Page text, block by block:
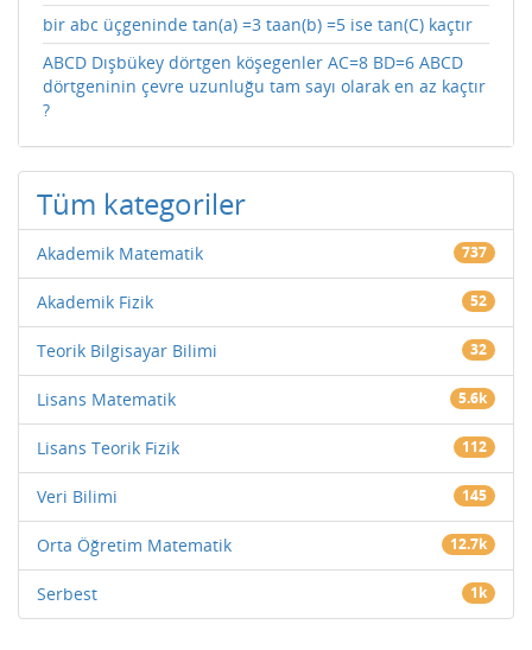
bir abc üçgeninde tan(a) =3 taan(b) =5 ise tan(C) kaçtır
ABCD Dışbükey dörtgen köşegenler AC=8 BD=6 ABCD
dörtgeninin çevre uzunluğu tam sayı olarak en az kaçtır
?
Tüm kategoriler
Akademik Matematik 737
Akademik Fizik 52
Teorik Bilgisayar Bilimi 32
Lisans Matematik 5.6k
Lisans Teorik Fizik 112
Veri Bilimi 145
Orta Öğretim Matematik 12.7k
Serbest 1k